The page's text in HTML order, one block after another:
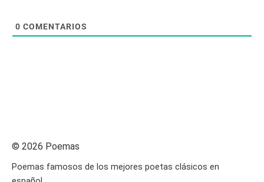
0 COMENTARIOS
© 2026 Poemas
Poemas famosos de los mejores poetas clásicos en